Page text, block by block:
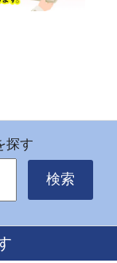
探す
検索